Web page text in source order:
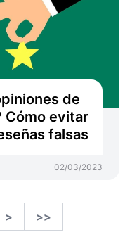
de
Cómo evitar
falsas
02/03/2023
> >>